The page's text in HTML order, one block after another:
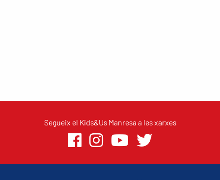
Segueix el Kids&Us Manresa a les xarxes